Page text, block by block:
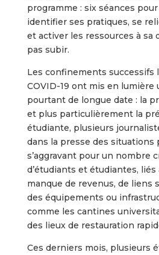
programme : six séances
identifier ses pratiques, se
et activer les ressources à sa
pas subir.
Les confinements successifs
COVID-19 ont mis en lumière
pourtant de longue date : la
et plus particulièrement la
étudiante, plusieurs
dans la presse des situations
s’aggravant pour un nombre
d’étudiants et étudiantes, liés
manque de revenus, de liens
des équipements ou
comme les cantines
des lieux de restauration
Ces derniers mois, plusieurs